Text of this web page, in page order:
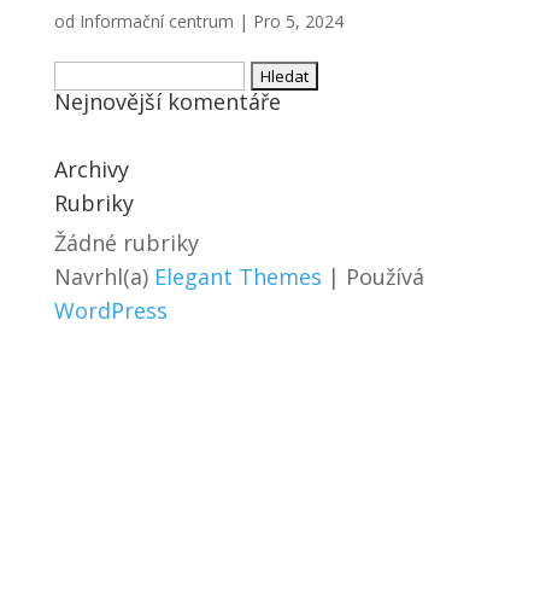
od Informační centrum | Pro 5, 2024
Vyhledávání
Nejnovější komentáře
Archivy
Rubriky
Žádné rubriky
Navrhl(a) Elegant Themes | Používá
WordPress